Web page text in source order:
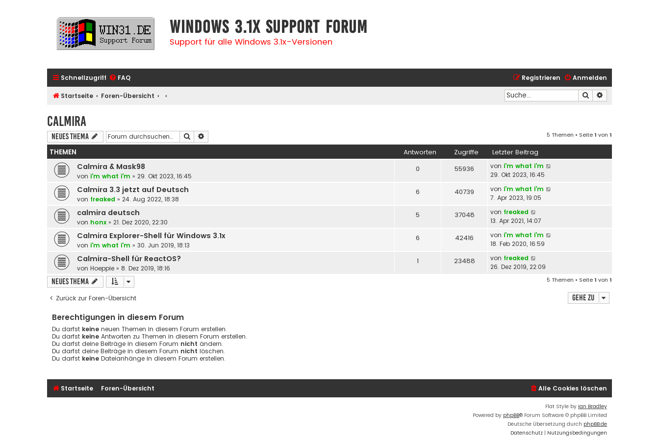
Windows 3.1x Support Forum
Support für alle Windows 3.1x-Versionen
Schnellzugriff FAQ Anmelden
Registrieren
Startseite Foren-Übersicht Suche
Calmira
Neues Thema Suche 5 Themen • Seite1 von 1
THEMEN Antworten Zugriffe Letzter Beitrag
Calmira & Mask98
von i'm what i'm » 29. Okt 2023, 16:45
0 55936 von i'm what i'm
29. Okt 2023, 16:45
Calmira 3.3 jetzt auf Deutsch
von freaked » 24. Aug 2022, 18:38
6 40739 von i'm what i'm
7. Apr 2023, 19:05
calmira deutsch
von honx » 21. Dez 2020, 22:30
5 37048 von freaked
13. Apr 2021, 14:07
Calmira Explorer-Shell für Windows 3.1x
von i'm what i'm » 30. Jun 2019, 18:13
6 42416 von i'm what i'm
18. Feb 2020, 16:59
Calmira-Shell für ReactOS?
von Hoeppie » 8. Dez 2019, 18:16
1 23488 von freaked
26. Dez 2019, 22:09
Neues Thema 5 Themen • Seite1 von 1
Zurück zur Foren-Übersicht Gehe zu
Berechtigungen in diesem Forum
Du darfst keine neuen Themen in diesem Forum erstellen.
Du darfst keine Antworten zu Themen in diesem Forum erstellen.
Du darfst deine Beiträge in diesem Forum nicht ändern.
Du darfst deine Beiträge in diesem Forum nicht löschen.
Du darfst keine Dateianhänge in diesem Forum erstellen.
Startseite Foren-Übersicht Alle Cookies löschen
Flat Style by Ian Bradley
Powered by phpBB® Forum Software © phpBB Limited
Deutsche Übersetzung durch phpBB.de
Datenschutz | Nutzungsbedingungen